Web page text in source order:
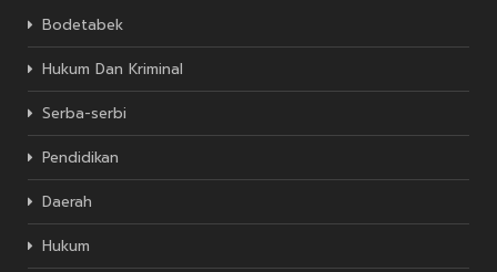
Bodetabek
Hukum Dan Kriminal
Serba-serbi
Pendidikan
Daerah
Hukum